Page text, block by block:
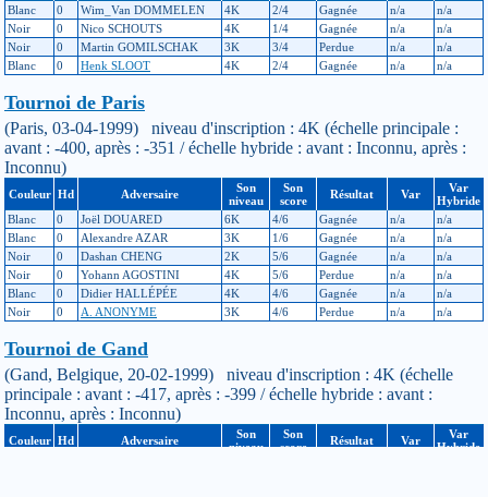
Blanc
0 Wim_Van DOMMELEN 4K 2/4 Gagnée n/a
n/a
Noir
0 Nico SCHOUTS 4K 1/4 Gagnée n/a
n/a
Noir
0 Martin GOMILSCHAK 3K 3/4 Perdue n/a
n/a
Blanc
0 Henk SLOOT 4K 2/4 Gagnée n/a n/a
Tournoi de Paris
(Paris, 03-04-1999) niveau d'inscription : 4K (échelle principale :
avant : -400, après : -351 / échelle hybride : avant : Inconnu, après :
Inconnu)
Couleur Hd Adversaire
Son
niveau
Son
score
Résultat Var
Var
Hybride
Blanc
0 Joël DOUARED 6K 4/6 Gagnée n/a
n/a
Blanc
0 Alexandre AZAR 3K 1/6 Gagnée n/a
n/a
Noir
0 Dashan CHENG 2K 5/6 Gagnée n/a
n/a
Noir
0 Yohann AGOSTINI 4K 5/6 Perdue n/a
n/a
Blanc
0 Didier HALLÉPÉE 4K 4/6 Gagnée n/a
n/a
Noir
0 A. ANONYME 3K 4/6 Perdue n/a n/a
Tournoi de Gand
(Gand, Belgique, 20-02-1999) niveau d'inscription : 4K (échelle
principale : avant : -417, après : -399 / échelle hybride : avant :
Inconnu, après : Inconnu)
Couleur Hd Adversaire
Son
niveau
Son
score
Résultat Var
Var
Hybride